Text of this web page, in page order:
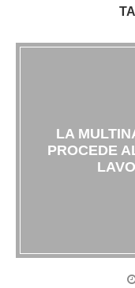
LA
PROCEDE